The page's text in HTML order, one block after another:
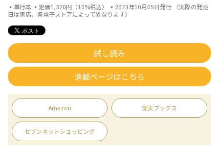
▪単行本 ▪定価1,320円（10%税込） ▪2023年10月05日発行 （実際の発売
日は書店、各電子ストアによって異なります）
試し読み
連載ページはこちら
Amazon 楽天ブックス
セブンネットショッピング